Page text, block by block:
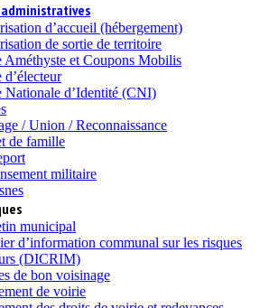
administratives
d’accueil (hébergement)
de sortie de territoire
Améthyste et Coupons Mobilis
d’électeur
Nationale d’Identité (CNI)
/ Union / Reconnaissance
de famille
militaire
municipal
d’information communal sur les risques
(DICRIM)
de bon voisinage
de voirie